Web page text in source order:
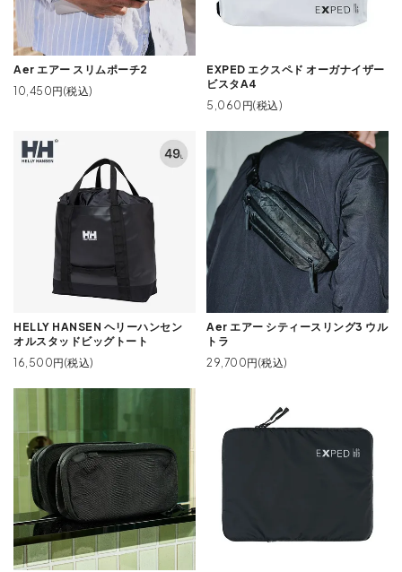
Aer エアー スリムポーチ2
10,450円(税込)
EXPED エクスペド オーガナイザー
ビスタA4
5,060円(税込)
HELLY HANSEN ヘリーハンセン
オルスタッドビッグトート
16,500円(税込)
Aer エアー シティースリング3 ウル
トラ
29,700円(税込)